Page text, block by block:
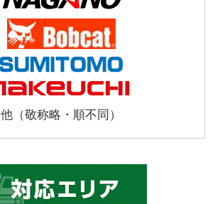
他（敬称略・順不同）